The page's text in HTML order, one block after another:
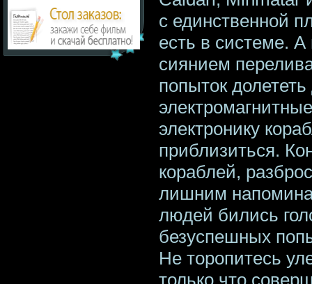
с единственной
есть в системе. А
сиянием
попыток
электронику
приблизиться.
кораблей,
лишним
людей бились
безуспешных
Не торопитесь
только что